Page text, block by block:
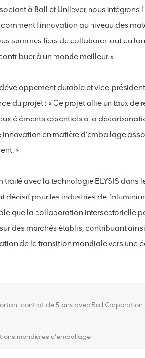
à Ball et Unilever, nous
l'innovation au niveau des
sommes fiers de collaborer tout au
à un monde meilleur. »
durable et vice-
du projet : « Ce projet allie un taux de
éléments essentiels à la
innovation en matière d’emballage
»
traité avec la technologie ELYSIS
décisif pour les industries de
que la collaboration intersectorielle
des marchés établis, contribuant
de la transition mondiale vers une
contrat de 5 ans avec Ball
mondiales d'emballage